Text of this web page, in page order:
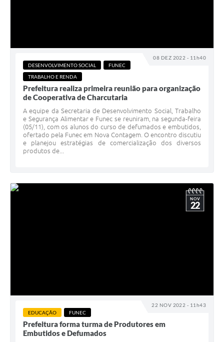
08 DEZ 2022 - 11h40
DESENVOLVIMENTO SOCIAL
FUNEC
TRABALHO E RENDA
Prefeitura realiza primeira reunião para organização
de Cooperativa de Charcutaria
A equipe da Secretaria de Desenvolvimento Social, Trabalho
e Segurança Alimentar e Funec se reuniram, na segunda-feira
(05/11), com os alunos do curso de defumados e embutidos,
ofertado pela Funec em Nova Contagem. O encontro discutiu
e planejou estratégias de comercialização dos diversos
produtos de...
22 NOV 2022 - 11h43
NOV
22
EDUCAÇÃO FUNEC
Prefeitura forma turma de Produtores em
Embutidos e Defumados